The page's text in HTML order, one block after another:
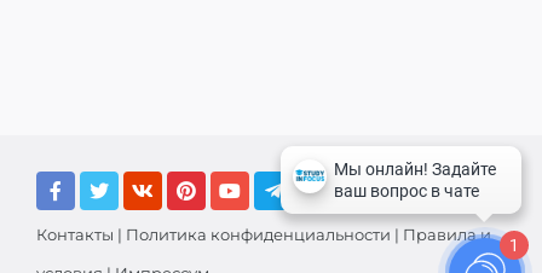
Контакты | Политика конфиденциальности | Правила и
1